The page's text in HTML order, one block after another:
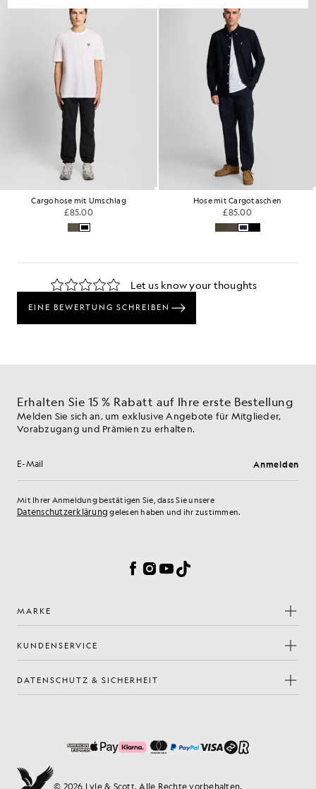
Cargohose mit Umschlag
£85.00
Hose mit Cargotaschen
£85.00
Erhalten Sie 15 % Rabatt auf Ihre erste Bestellung
Melden Sie sich an, um exklusive Angebote für Mitglieder,
Vorabzugang und Prämien zu erhalten.
E-Mail-Adresse Anmelden
Mit Ihrer Anmeldung bestätigen Sie, dass Sie unsere
Datenschutzerklärung gelesen haben und ihr zustimmen.
Facebook
Instagram
YouTube
TikTok
MARKE
KUNDENSERVICE
DATENSCHUTZ & SICHERHEIT
© 2026 Lyle & Scott. Alle Rechte vorbehalten.